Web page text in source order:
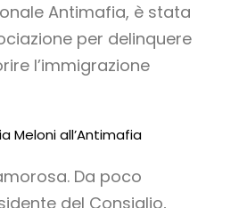
Antimafia, è stata
per delinquere
l’immigrazione
Meloni all’Antimafia
Da poco
del Consiglio,